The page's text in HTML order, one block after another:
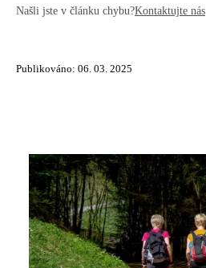
Našli jste v článku chybu?Kontaktujte nás
Publikováno: 06. 03. 2025